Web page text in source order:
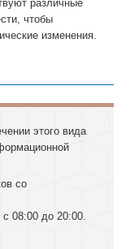
различные
чтобы
изменения.
этого вида
со
08:00 до 20:00.